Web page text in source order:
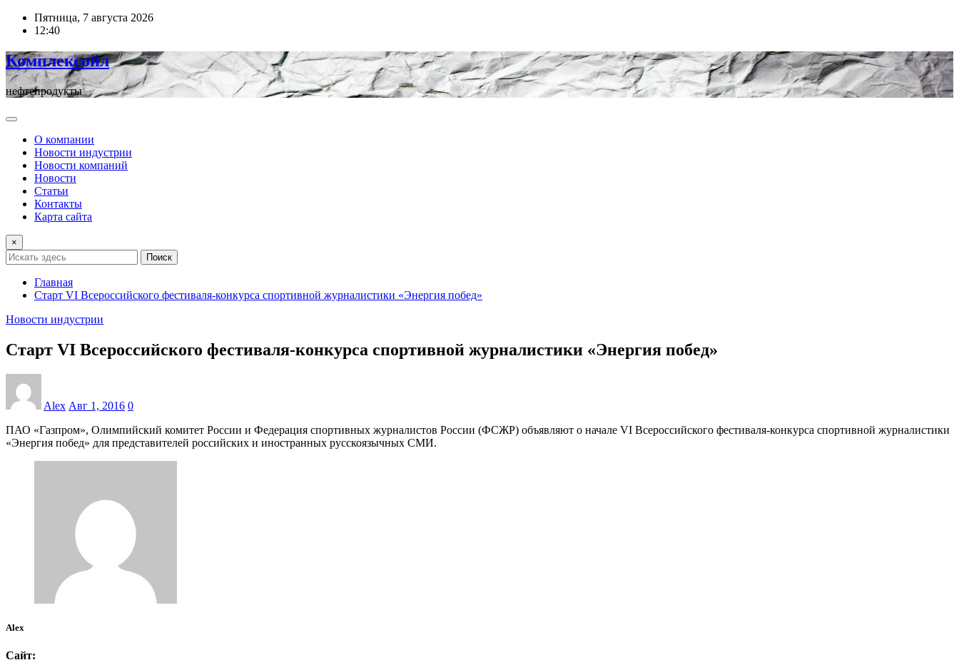
ПерейтиПятница, 7 августа 2026
12:40
Комплексойл
нефтепродукты
О компании
Новости индустрии
Новости компаний
Новости
Статьи
Контакты
Карта сайта
×
Поиск
Главная
Старт VI Всероссийского фестиваля-конкурса спортивной журналистики «Энергия побед»
Новости индустрии
Старт VI Всероссийского фестиваля-конкурса спортивной журналистики «Энергия побед»
Alex Авг 1, 2016 0
ПАО «Газпром», Олимпийский комитет России и Федерация спортивных журналистов России (ФСЖР) объявляют о начале VI Всероссийского фестиваля-конкурса спортивной журналистики
«Энергия побед» для представителей российских и иностранных русскоязычных СМИ.
Alex
Сайт: